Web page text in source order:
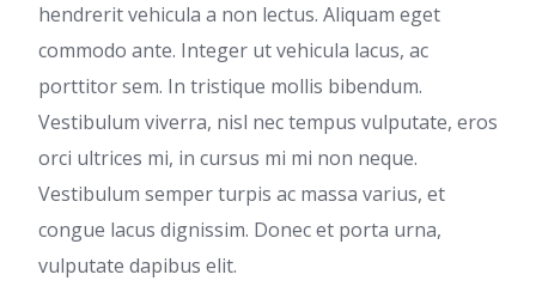
hendrerit vehicula a non lectus. Aliquam eget
commodo ante. Integer ut vehicula lacus, ac
porttitor sem. In tristique mollis bibendum.
Vestibulum viverra, nisl nec tempus vulputate, eros
orci ultrices mi, in cursus mi mi non neque.
Vestibulum semper turpis ac massa varius, et
congue lacus dignissim. Donec et porta urna,
vulputate dapibus elit.